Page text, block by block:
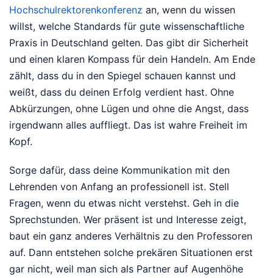
Hochschulrektorenkonferenz an, wenn du wissen
willst, welche Standards für gute wissenschaftliche
Praxis in Deutschland gelten. Das gibt dir Sicherheit
und einen klaren Kompass für dein Handeln. Am Ende
zählt, dass du in den Spiegel schauen kannst und
weißt, dass du deinen Erfolg verdient hast. Ohne
Abkürzungen, ohne Lügen und ohne die Angst, dass
irgendwann alles auffliegt. Das ist wahre Freiheit im
Kopf.
Sorge dafür, dass deine Kommunikation mit den
Lehrenden von Anfang an professionell ist. Stell
Fragen, wenn du etwas nicht verstehst. Geh in die
Sprechstunden. Wer präsent ist und Interesse zeigt,
baut ein ganz anderes Verhältnis zu den Professoren
auf. Dann entstehen solche prekären Situationen erst
gar nicht, weil man sich als Partner auf Augenhöhe